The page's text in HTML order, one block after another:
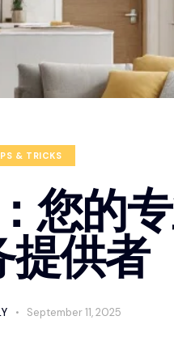
& TRICKS
您的
提供者
September 11, 2025